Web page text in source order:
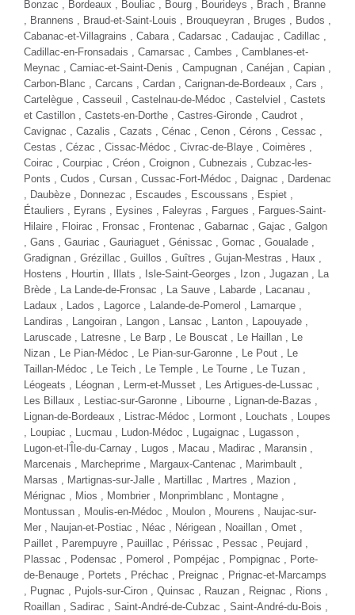
Bonzac , Bordeaux , Bouliac , Bourg , Bourideys , Brach , Branne
, Brannens , Braud-et-Saint-Louis , Brouqueyran ,
Bruges , Budos ,
Cabanac-et-Villagrains , Cabara , Cadarsac , Cadaujac , Cadillac ,
Cadillac-en-Fronsadais , Camarsac , Cambes , Camblanes-et-
Meynac , Camiac-et-Saint-Denis , Campugnan , Canéjan , Capian ,
Carbon-Blanc , Carcans , Cardan , Carignan-de-Bordeaux , Cars ,
Cartelègue , Casseuil , Castelnau-de-Médoc , Castelviel , Castets
et Castillon , Castets-en-Dorthe , Castres-Gironde , Caudrot ,
Cavignac , Cazalis , Cazats , Cénac , Cenon , Cérons , Cessac ,
Cestas , Cézac , Cissac-Médoc , Civrac-de-Blaye , Coimères ,
Coirac , Courpiac , Créon , Croignon , Cubnezais , Cubzac-les-
Ponts , Cudos , Cursan , Cussac-Fort-Médoc , Daignac , Dardenac
, Daubèze , Donnezac , Escaudes , Escoussans , Espiet ,
Étauliers , Eyrans ,
Eysines , Faleyras , Fargues , Fargues-Saint-
Hilaire ,
Floirac , Fronsac , Frontenac , Gabarnac , Gajac , Galgon
, Gans , Gauriac , Gauriaguet , Génissac , Gornac , Goualade ,
Gradignan , Grézillac , Guillos , Guîtres , Gujan-Mestras , Haux ,
Hostens , Hourtin , Illats , Isle-Saint-Georges ,
Izon , Jugazan ,
La
Brède , La Lande-de-Fronsac , La Sauve , Labarde , Lacanau
Ladaux , Lados , Lagorce , Lalande-de-Pomerol , Lamarque ,
Landiras , Langoiran ,
Langon , Lansac , Lanton , Lapouyade ,
Laruscade , Latresne ,
Le Barp Le Bouscat Le Haillan , Le
Nizan ,
Le Pian-Médoc , Le Pian-sur-Garonne , Le Pout ,
Le
Taillan-Médoc
Le Teich , Le Temple , Le Tourne , Le Tuzan ,
Léogeats ,
Léognan , Lerm-et-Musset , Les Artigues-de-Lussac ,
Les Billaux , Lestiac-sur-Garonne ,
Libourne , Lignan-de-Bazas ,
Lignan-de-Bordeaux , Listrac-Médoc ,
Lormont , Louchats , Loupes
, Loupiac , Lucmau ,
Ludon-Médoc , Lugaignac , Lugasson ,
Lugon-et-l'Île-du-Carnay , Lugos ,
Macau , Madirac , Maransin ,
Marcenais ,
Marcheprime , Margaux-Cantenac , Marimbault ,
Marsas ,
Martignas-sur-Jalle , Martillac , Martres , Mazion ,
Mérignac
Mios , Mombrier , Monprimblanc , Montagne ,
Montussan , Moulis-en-Médoc , Moulon , Mourens , Naujac-sur-
Mer , Naujan-et-Postiac , Néac , Nérigean , Noaillan , Omet ,
Paillet ,
Parempuyre Pauillac , Périssac , Pessac , Peujard ,
Plassac , Podensac , Pomerol , Pompéjac , Pompignac , Porte-
de-Benauge , Portets , Préchac , Preignac , Prignac-et-Marcamps
, Pugnac , Pujols-sur-Ciron , Quinsac , Rauzan , Reignac , Rions ,
Roaillan , Sadirac Saint-André-de-Cubzac , Saint-André-du-Bois ,